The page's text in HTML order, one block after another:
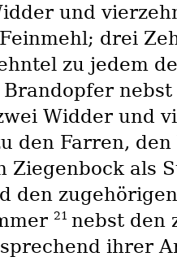
und
drei
zu jedem
Widder und
den Farren,
Ziegenbock als
den
21 nebst den
ihrer